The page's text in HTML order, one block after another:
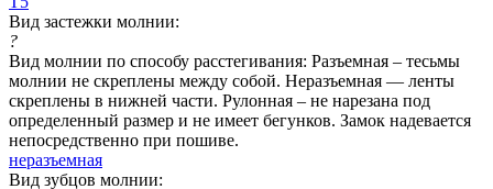
Вид застежки молнии:
?
Вид молнии по способу расстегивания: Разъемная – тесьмы
молнии не скреплены между собой. Неразъемная — ленты
скреплены в нижней части. Рулонная – не нарезана под
определенный размер и не имеет бегунков. Замок надевается
непосредственно при пошиве.
неразъемная
Вид зубцов молнии: